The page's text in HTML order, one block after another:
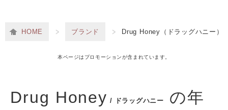
HOME ブランド Drug Honey（ドラッグハニー）
本ページはプロモーションが含まれています。
Drug Honey / ドラッグハニー
の年